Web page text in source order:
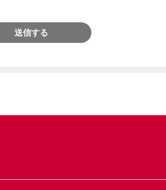
送信する